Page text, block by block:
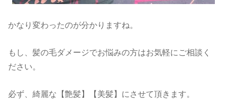
かなり変わったのが分かりますね。
もし、髪の毛ダメージでお悩みの方はお気軽にご相談く
ださい。
必ず、綺麗な【艶髪】【美髪】にさせて頂きます。